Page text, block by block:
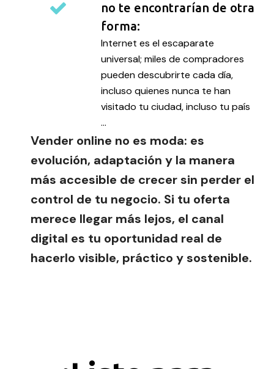
no te encontrarían de otra
forma:
Internet es el escaparate
universal; miles de compradores
pueden descubrirte cada día,
incluso quienes nunca te han
visitado tu ciudad, incluso tu país
…
Vender online no es moda: es
evolución, adaptación y la manera
más accesible de crecer sin perder el
control de tu negocio. Si tu oferta
merece llegar más lejos, el canal
digital es tu oportunidad real de
hacerlo visible, práctico y sostenible.